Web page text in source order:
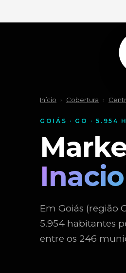
Início › Cobertura ›
GOIÁS · GO · 5.954
Em Goiás (região
5.954 habitantes
entre os 246